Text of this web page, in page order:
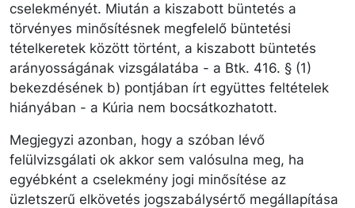
cselekményét. Miután a kiszabott büntetés a
törvényes minősítésnek megfelelő büntetési
tételkeretek között történt, a kiszabott büntetés
arányosságának vizsgálatába - a Btk. 416. § (1)
bekezdésének b) pontjában írt együttes feltételek
hiányában - a Kúria nem bocsátkozhatott.
Megjegyzi azonban, hogy a szóban lévő
felülvizsgálati ok akkor sem valósulna meg, ha
egyébként a cselekmény jogi minősítése az
üzletszerű elkövetés jogszabálysértő megállapítása